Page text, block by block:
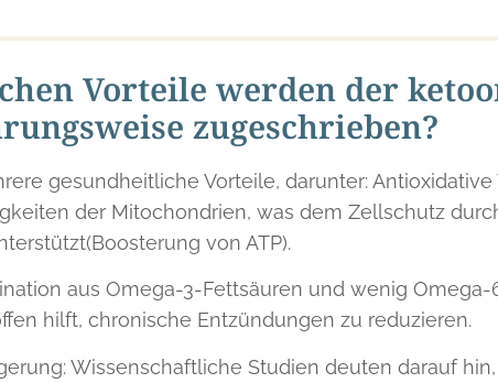
Vorteile werden der
zugeschrieben?
gesundheitliche Vorteile, darunter:
der Mitochondrien, was dem Zellschutz
von ATP).
aus Omega-3-Fettsäuren und wenig Omega-
hilft, chronische Entzündungen zu reduzieren.
Wissenschaftliche Studien deuten darauf